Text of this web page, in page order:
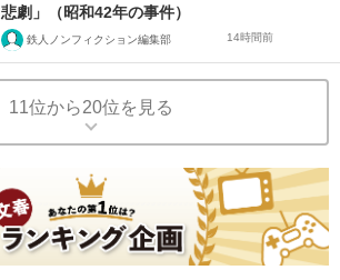
悲劇」（昭和42年の事件）
鉄人ノンフィクション編集部 14時間前
11位から20位を見る